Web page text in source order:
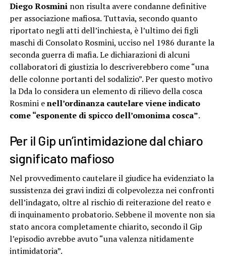
Diego Rosmininon risulta avere condanne definitive
per associazione mafiosa. Tuttavia, secondo quanto
riportato negli atti dell’inchiesta, è l’ultimo dei figli
maschi di Consolato Rosmini, ucciso nel 1986 durante la
seconda guerra di mafia. Le dichiarazioni di alcuni
collaboratori di giustizia lo descriverebbero come “una
delle colonne portanti del sodalizio”. Per questo motivo
la Dda lo considera un elemento di rilievo della cosca
Rosmini enell’ordinanza cautelare viene indicato
come “esponente di spicco dell’omonima cosca”.
Per il Gip un’intimidazione dal chiaro
significato mafioso
Nel provvedimento cautelare il giudice ha evidenziato la
sussistenza dei gravi indizi di colpevolezza nei confronti
dell’indagato, oltre al rischio di reiterazione del reato e
di inquinamento probatorio. Sebbene il movente non sia
stato ancora completamente chiarito, secondo il Gip
l’episodio avrebbe avuto “una valenza nitidamente
intimidatoria”.